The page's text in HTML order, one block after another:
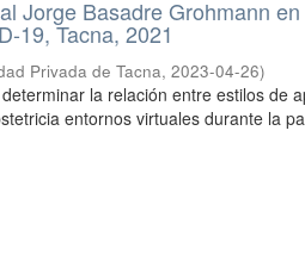
Jorge Basadre Grohmann
19, Tacna, 2021
Privada de Tacna,2023-04-26)
la relación entre estilos de
entornos virtuales durante la